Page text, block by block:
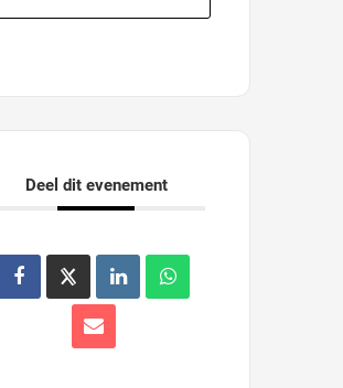
Deel dit evenement